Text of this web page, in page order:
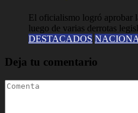
El oficialismo logró aprobar
luego de varias derrotas
DESTACADOS
Deja tu comentario